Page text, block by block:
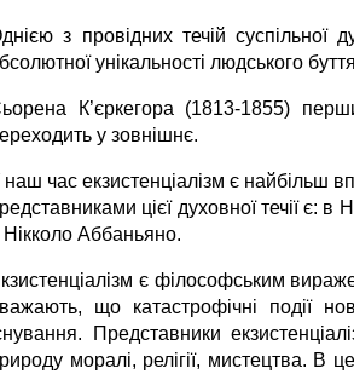
з провідних течій
унікальності людського
К’єркегора (1813-1855)
у зовнішнє.
наш час екзистенціалізм є найбільш
цієї духовної течії є:
Нікколо Аббаньяно.
є філософським
що катастрофічні події
Представники
моралі, релігії, мистецтва. В